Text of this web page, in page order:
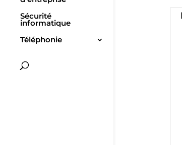
Sécurité
informatique
Téléphonie